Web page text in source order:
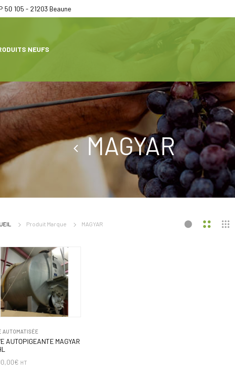
50 105 - 21203 Beaune
NEUFS
MAGYAR
Produit Marque MAGYAR
AUTOMATISÉE
AUTOPIGEANTE MAGYAR
€ HT